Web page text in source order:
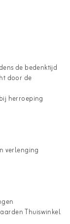
de bedenktijd
door de
herroeping
verlenging
Thuiswinkel